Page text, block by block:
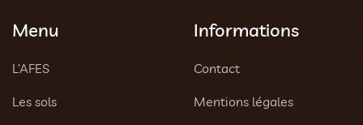
Menu
L’AFES
Les sols
Informations
Contact
Mentions légales